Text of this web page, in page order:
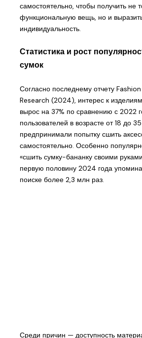
самостоятельно, чтобы получить не
функциональную вещь, но и
индивидуальность.
Статистика и рост
сумок
Согласно последнему отчету
Research (2024), интерес к
вырос на 37% по сравнению с 2022
пользователей в возрасте от 18 до
предпринимали попытку сшить
самостоятельно. Особенно
«сшить сумку-бананку своими
первую половину 2024 года
поиске более 2,3 млн раз.
Среди причин — доступность